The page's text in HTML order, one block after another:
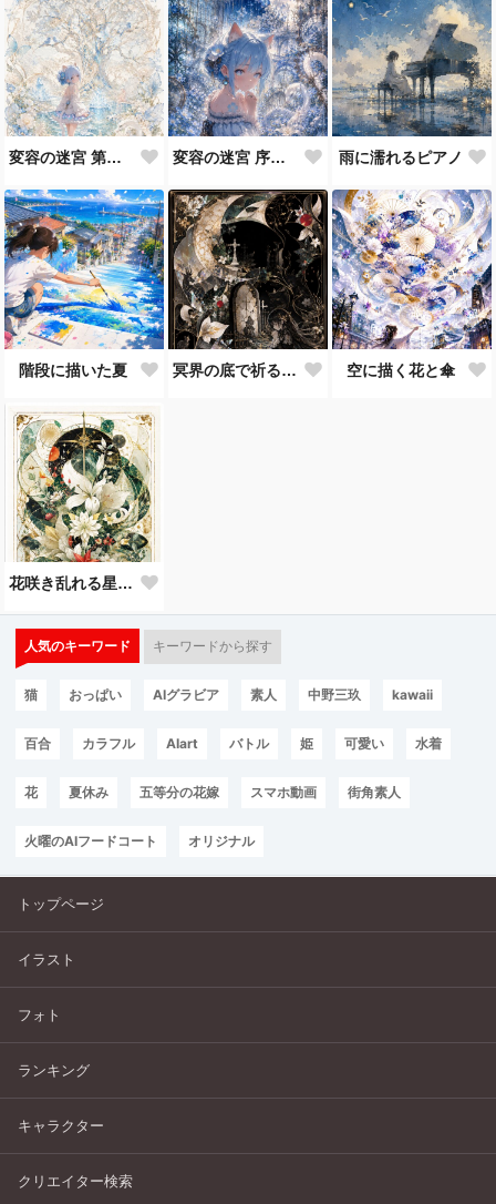
変容の迷宮 第一章 始まりの庭園 Birth of the Labyrinth 変容の迷宮 序章 月下に咲く涙と白蛇 雨に濡れるピアノ
階段に描いた夏 冥界の底で祈るだけ 空に描く花と傘
花咲き乱れる星の夜
人気のキーワード キーワードから探す
猫 おっぱい AIグラビア 素人 中野三玖 kawaii
百合 カラフル AIart バトル 姫 可愛い 水着
花 夏休み 五等分の花嫁 スマホ動画 街角素人
火曜のAIフードコート オリジナル
トップページ
イラスト
フォト
ランキング
キャラクター
クリエイター検索